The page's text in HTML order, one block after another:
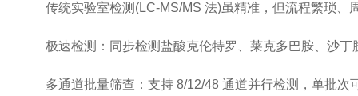
传统实验室检测(LC-MS/MS 法)虽精准，但流程繁琐、周
极速检测：同步检测盐酸克伦特罗、莱克多巴胺、沙丁
多通道批量筛查：支持 8/12/48 通道并行检测，单批次